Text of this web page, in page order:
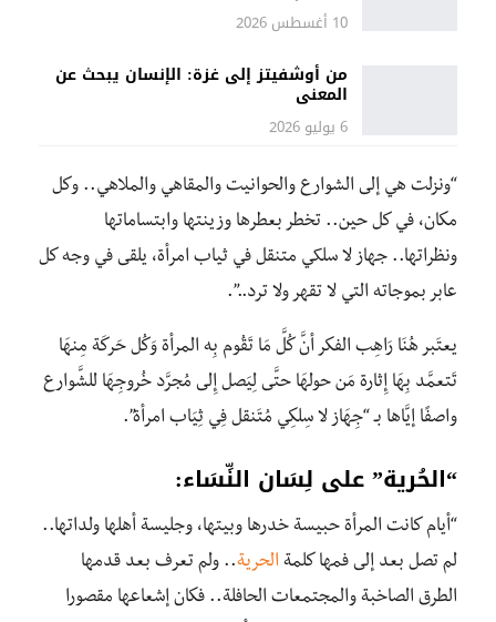
10 أغسطس 2026
من أوشفيتز إلى غزة: الإنسان يبحث عن
المعنى
6 يوليو 2026
“ونزلت هي إلى الشوارع والحوانيت والمقاهي والملاهي.. وكل
مكان، في كل حين.. تخطر بعطرها وزينتها وابتساماتها
ونظراتها.. جهاز لا سلکي متنقل في ثیاب امرأة، يلقى في وجه كل
عابر بموجاته التي لا تقهر ولا ترد..”.
يعتَبر هُنَا رَاهِب الفكر أنَّ كُلَّ مَا تَقُوم بِه المرأة وَكُل حَركَة مِنهَا
تَتعمَّد بِهَا إِثارة مَن حولهَا حتَّى لِيَصل إِلى مُجرَّد خُروجِهَا للشَّوارع
واصفًا إيَّاها بـ “جِهَاز لا سِلكِي مُتَنقل فِي ثِيَاب امرأة”.
“الحُرية” على لِسَان النِّسَاء:
“أيام كانت المرأة حبيسة خدرها وبيتها، وجليسة أهلها ولداتها..
لم تصل بعد إلى فمها كلمة الحرية.. ولم تعرف بعد قدمها
الطرق الصاخبة والمجتمعات الحافلة.. فكان إشعاعها مقصورا